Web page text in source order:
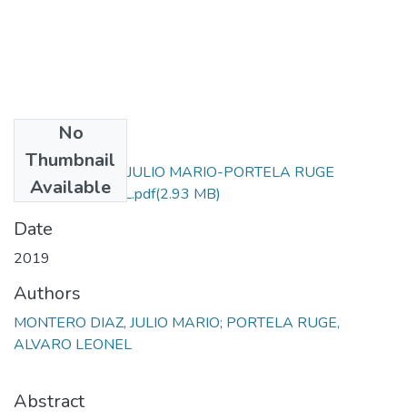
No
Thumbnail
Available
MONTERO DIAZ JULIO MARIO-PORTELA RUGE
ALVARO LEONEL.pdf(2.93 MB)
Date
2019
Authors
MONTERO DIAZ, JULIO MARIO; PORTELA RUGE,
ALVARO LEONEL
Abstract